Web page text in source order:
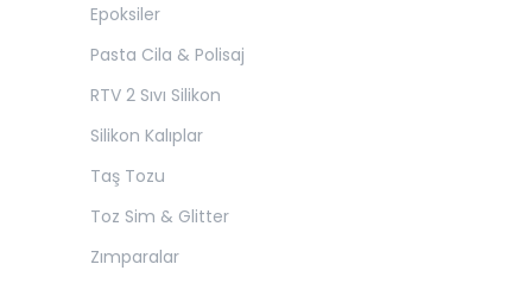
Epoksiler
Pasta Cila & Polisaj
RTV 2 Sıvı Silikon
Silikon Kalıplar
Taş Tozu
Toz Sim & Glitter
Zımparalar